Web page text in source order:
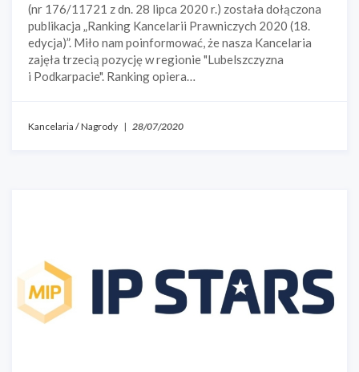
(nr 176/11721 z dn. 28 lipca 2020 r.) została dołączona
publikacja „Ranking Kancelarii Prawniczych 2020 (18.
edycja)”. Miło nam poinformować, że nasza Kancelaria
zajęła trzecią pozycję w regionie "Lubelszczyzna
i Podkarpacie". Ranking opiera…
Kancelaria /Nagrody | 28/07/2020